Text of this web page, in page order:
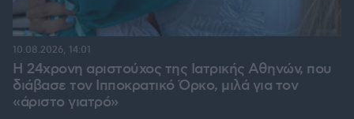
Η 24χρονη αριστούχος της Ιατρικής Αθηνών, που
διάβασε τον Ιπποκρατικό Όρκο, μιλά για τον
«άριστο γιατρό»
10.08.2026, 14:01